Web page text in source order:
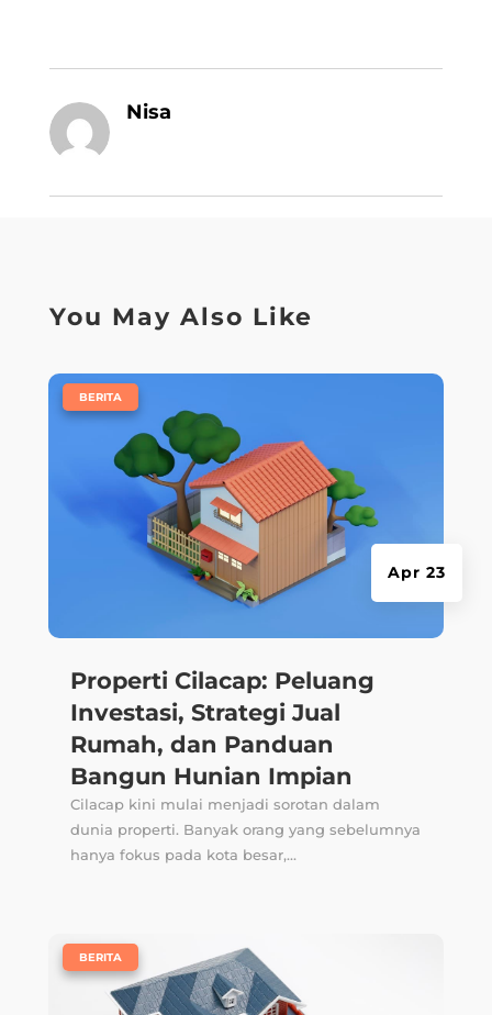
Nisa
You May Also Like
Properti Cilacap: Peluang
Investasi, Strategi Jual
Rumah, dan Panduan
Bangun Hunian Impian
Apr 23
BERITA
Cilacap kini mulai menjadi sorotan dalam
dunia properti. Banyak orang yang sebelumnya
hanya fokus pada kota besar,...
BERITA